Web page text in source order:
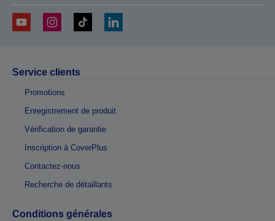
Service clients
Promotions
Enregistrement de produit
Vérification de garantie
Inscription à CoverPlus
Contactez-nous
Recherche de détaillants
Conditions générales